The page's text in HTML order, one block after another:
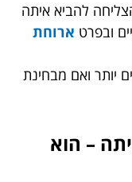
להביא איתה
ובפרט ארוחת
יותר ואם מבחינת
– הוא